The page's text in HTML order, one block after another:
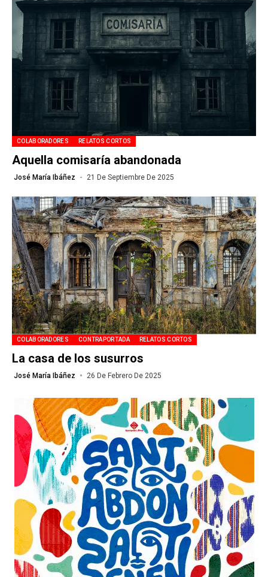
COLABORADORES RELATOS CORTOS
Aquella comisaría abandonada
José María Ibáñez 21 De Septiembre De 2025
COLABORADORES CONTRAPORTADA RELATOS CORTOS
La casa de los susurros
José María Ibáñez 26 De Febrero De 2025